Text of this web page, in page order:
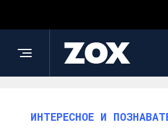
ИНТЕРЕСНОЕ И